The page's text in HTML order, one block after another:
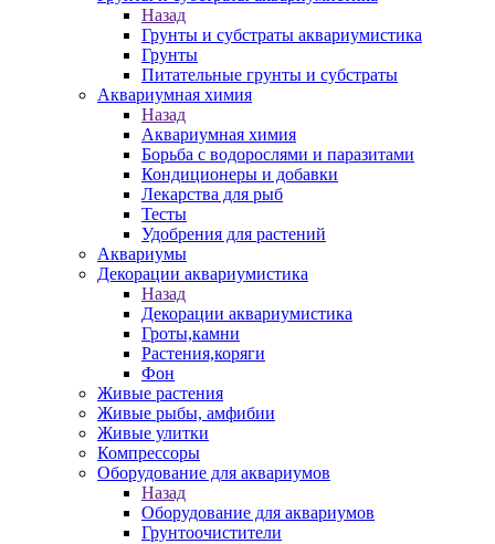
Назад
Грунты и субстраты аквариумистика
Грунты
Питательные грунты и субстраты
Аквариумная химия
Назад
Аквариумная химия
Борьба с водорослями и паразитами
Кондиционеры и добавки
Лекарства для рыб
Тесты
Удобрения для растений
Аквариумы
Декорации аквариумистика
Назад
Декорации аквариумистика
Гроты,камни
Растения,коряги
Фон
Живые растения
Живые рыбы, амфибии
Живые улитки
Компрессоры
Оборудование для аквариумов
Назад
Оборудование для аквариумов
Грунтоочистители